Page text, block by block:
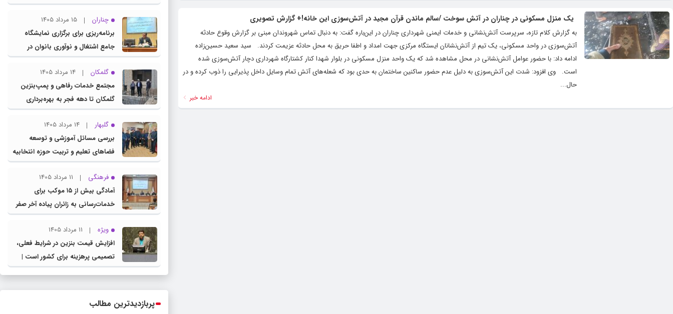
یک منزل مسکونی در چناران در آتش سوخت /سالم ماندن قرآن مجید در آتش‌سوزی این خانه!+ گزارش تصویری
به گزارش کلام تازه، سرپرست آتش‌نشانی و خدمات ایمنی شهرداری چناران در این‌باره گفت: به دنبال تماس شهروندان مبنی بر گزارش وقوع حادثه
آتش‌سوزی در واحد مسکونی، یک تیم از آتش‌نشانان ایستگاه مرکزی جهت امداد و اطفا حریق به محل حادثه عزیمت کردند. سید سعید حسین‌زاده
ادامه داد: با حضور عوامل آتش‌نشانی در محل مشاهده شد که یک واحد منزل مسکونی در بلوار شهدا کنار کشتارگاه شهرداری دچار آتش‌سوزی شده
است. وی افزود: شدت این آتش‌سوزی به دلیل عدم حضور ساکنین ساختمان به حدی بود که شعله‌های آتش تمام وسایل داخل پذیرایی را ذوب کرده و در
حال...
ادامه خبر
چناران
15 مرداد 1405
برنامه‌ریزی برای برگزاری نمایشگاه
جامع اشتغال و نوآوری بانوان در
چناران
گلمکان
14 مرداد 1405
مجتمع خدمات رفاهی و پمپ‌بنزین
گلمکان تا دهه فجر به بهره‌برداری
می‌رسد
گلبهار
14 مرداد 1405
بررسی مسائل آموزشی و توسعه
فضاهای تعلیم و تربیت حوزه انتخابیه
در نشست مشترک عضو کمیسیون
آموزش مجلس با مدیرکل آموزش و
پرورش خراسان رضوی
فرهنگی
11 مرداد 1405
آمادگی بیش از ۱۵ موکب برای
خدمات‌رسانی به زائران پیاده آخر صفر
در شهرستان چناران
ویژه
11 مرداد 1405
افزایش قیمت بنزین در شرایط فعلی،
تصمیمی پرهزینه برای کشور است |
دولت، قاچاق سوخت و عوامل اصلی
پربازدیدترین مطالب